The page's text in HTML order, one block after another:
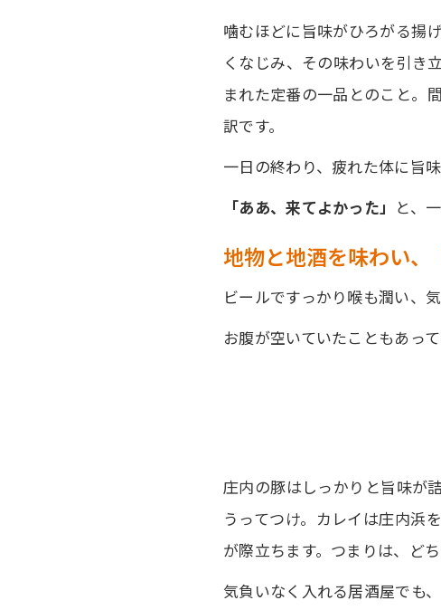
噛むほどに旨味がひろがる揚
くなじみ、その味わいを引き
まれた定番の一品とのこと。
訳です。
一日の終わり、疲れた体に旨
「ああ、来てよかった」 と、
地物と地酒を味わい、
ビールですっかり喉も潤い、
お腹が空いていたこともあって
庄内の豚はしっかりと旨味が
うってつけ。カレイは庄内浜
が際立ちます。つまりは、ど
気負いなく入れる居酒屋でも